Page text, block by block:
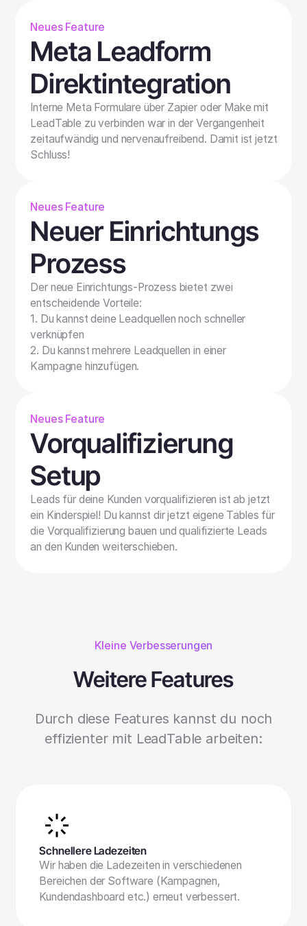
Neues Feature
Meta Leadform
Direktintegration
Interne Meta Formulare über Zapier oder Make mit
LeadTable zu verbinden war in der Vergangenheit
zeitaufwändig und nervenaufreibend. Damit ist jetzt
Schluss!
Neues Feature
Neuer Einrichtungs
Prozess
Der neue Einrichtungs-Prozess bietet zwei
entscheidende Vorteile:
1. Du kannst deine Leadquellen noch schneller
verknüpfen
2. Du kannst mehrere Leadquellen in einer
Kampagne hinzufügen.
Neues Feature
Vorqualifizierung
Setup
Leads für deine Kunden vorqualifizieren ist ab jetzt
ein Kinderspiel! Du kannst dir jetzt eigene Tables für
die Vorqualifizierung bauen und qualifizierte Leads
an den Kunden weiterschieben.
Kleine Verbesserungen
Weitere Features
Durch diese Features kannst du noch
effizienter mit LeadTable arbeiten:
Schnellere Ladezeiten
Wir haben die Ladezeiten in verschiedenen
Bereichen der Software (Kampagnen,
Kundendashboard etc.) erneut verbessert.